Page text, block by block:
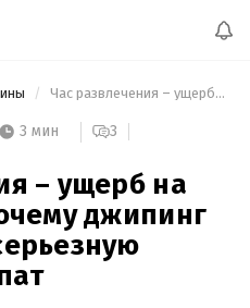
Час развлечения – ущерб на долгие годы: почему джипинг представляет серьезную угрозу для Карпат
3 мин
3
– ущерб на
джипинг